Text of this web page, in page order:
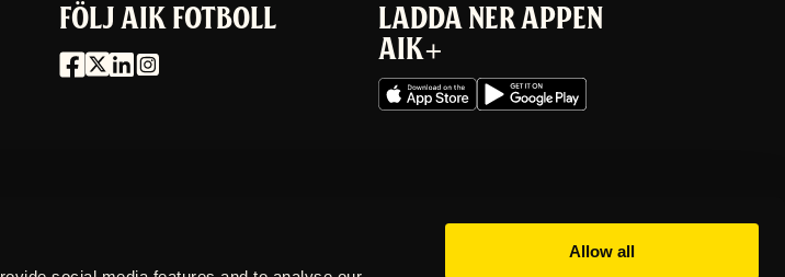
Allow all
FÖLJ AIK FOTBOLL
LADDA NER APPEN
AIK+